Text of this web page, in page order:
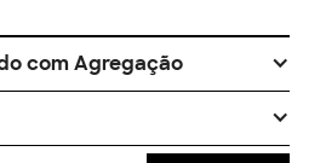
com Agregação